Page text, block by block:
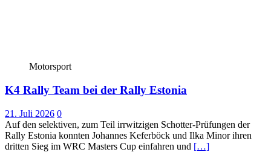
Motorsport
K4 Rally Team bei der Rally Estonia
21. Juli 2026 0
Auf den selektiven, zum Teil irrwitzigen Schotter-Prüfungen der
Rally Estonia konnten Johannes Keferböck und Ilka Minor ihren
dritten Sieg im WRC Masters Cup einfahren und […]